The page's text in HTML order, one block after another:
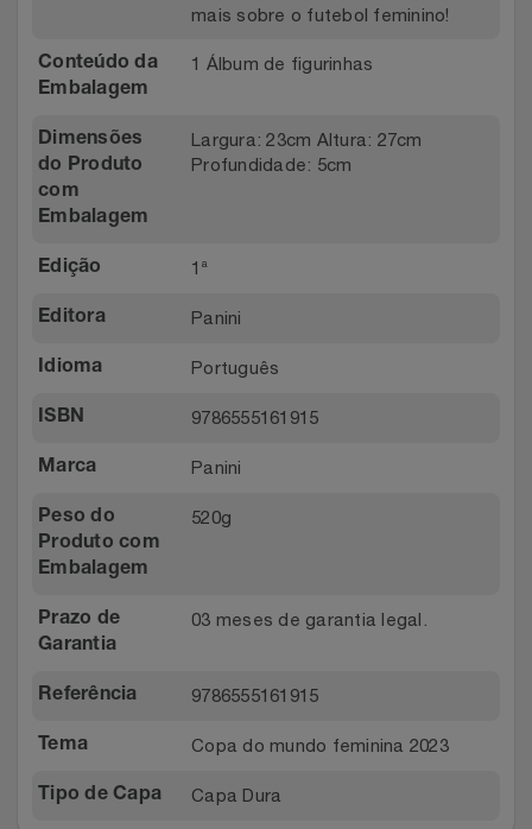
mais sobre o futebol feminino!
Conteúdo da
Embalagem
1 Álbum de figurinhas
Dimensões
do Produto
com
Embalagem
Largura: 23cm Altura: 27cm
Profundidade: 5cm
Edição 1ª
Editora Panini
Idioma Português
ISBN 9786555161915
Marca Panini
Peso do
Produto com
Embalagem
520g
Prazo de
Garantia
03 meses de garantia legal.
Referência 9786555161915
Tema Copa do mundo feminina 2023
Tipo de Capa Capa Dura